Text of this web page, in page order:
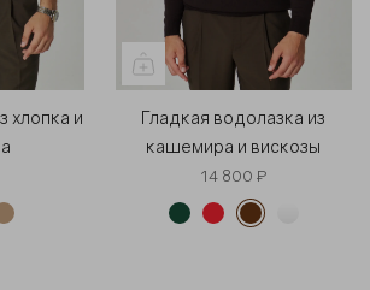
хлопка и
Гладкая водолазка из
кашемира и вискозы
14 800 ₽